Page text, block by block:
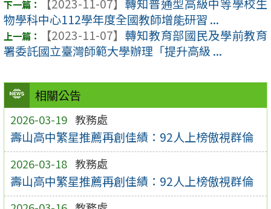
相關公告
2026-03-19 教務處
壽山高中繁星推薦再創佳績：92人上榜傲視群倫
2026-03-18 教務處
壽山高中繁星推薦再創佳績：92人上榜傲視群倫
【2023-11-07】 轉知普通型高級中等學校生
物學科中心112學年度全國教師增能研習 ...
【2023-11-07】 轉知教育部國民及學前教育
署委託國立臺灣師範大學辦理「提升高級 ...